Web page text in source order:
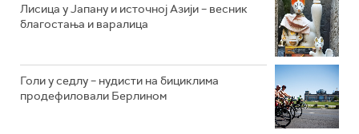
Лисица у Јапану и источној Азији – весник
благостања и варалица
Голи у седлу – нудисти на бициклима
продефиловали Берлином